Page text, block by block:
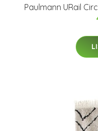
Paulmann URail